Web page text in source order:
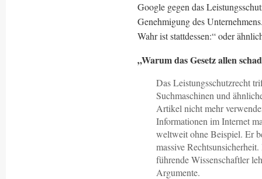
Google gegen das
Genehmigung des
Wahr ist stattdessen:“ oder
„Warum das Gesetz allen
Das Leistungsschutzrecht
Suchmaschinen und
Artikel nicht mehr
Informationen im Internet
weltweit ohne Beispiel. Er
massive
führende Wissenschaftler
Argumente.